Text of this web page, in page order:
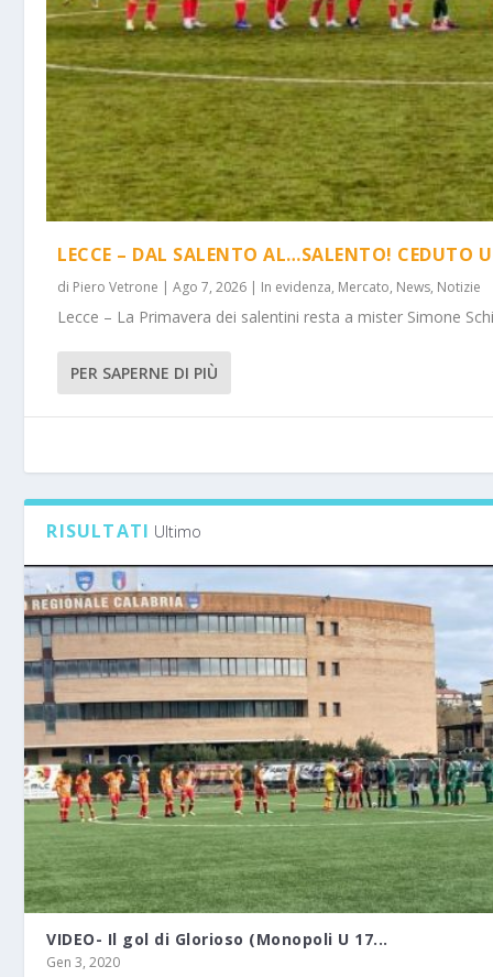
LECCE – DAL SALENTO AL…SALENTO! CEDUTO
di Piero Vetrone |Ago 7, 2026 | In evidenza, Mercato, News, Notizie
Lecce – La Primavera dei salentini resta a mister Simone
PER SAPERNE DI PIÙ
RISULTATI Ultimo
VIDEO- Il gol di Glorioso (Monopoli U 17...
Gen 3, 2020